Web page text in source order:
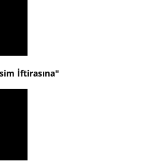
İftirasına"